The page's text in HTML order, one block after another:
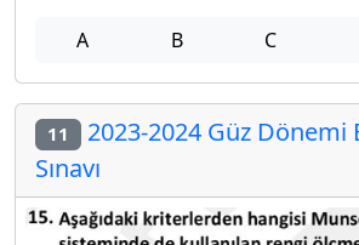
A B C
11 2023-2024 Güz Dönemi
Sınavı